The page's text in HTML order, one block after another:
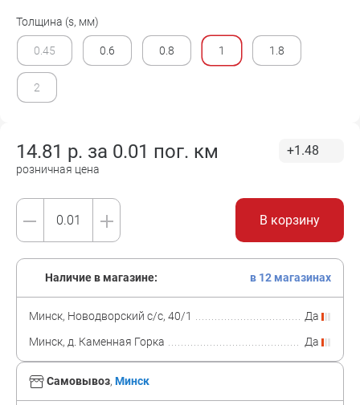
Толщина (s, мм)
0.45 0.6 0.8 1 1.8
2
14.81 р. за 0.01 пог. км
розничная цена
+1.48
В корзину
Самовывоз, Минск
Наличие в магазине: в 12 магазинах
Минск, Новодворский с/с, 40/1
Да
Минск, д. Каменная Горка
Да